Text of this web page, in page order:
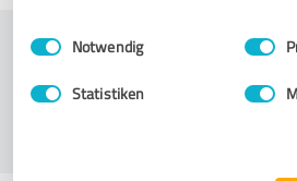
Impressum
Einwilligungsauswahl
Notwendig
Statistiken